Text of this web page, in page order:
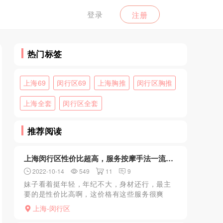
登录 注册
热门标签
上海69 闵行区69 上海胸推 闵行区胸推
上海全套 闵行区全套
推荐阅读
上海闵行区性价比超高，服务按摩手法一流的少妇
2022-10-14 549 11 9
妹子看着挺年轻，年纪不大，身材还行，最主
要的是性价比高啊，这价格有这些服务很爽
了，最主要的是按摩手法很棒，一进门就拉着
我去洗澡，洗完澡出来就直接上床开始服务
上海-闵行区